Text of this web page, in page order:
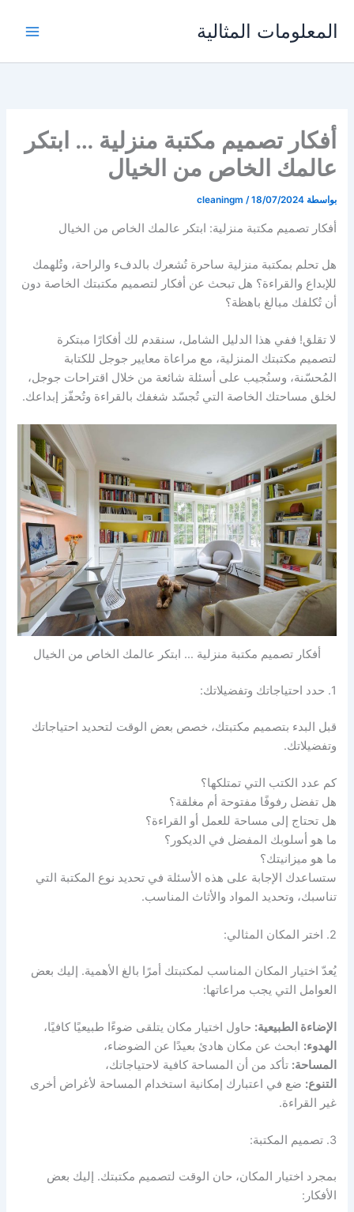
المعلومات المثالية
أفكار تصميم مكتبة منزلية … ابتكر
عالمك الخاص من الخيال
بواسطة cleaningm /18/07/2024
أفكار تصميم مكتبة منزلية: ابتكر عالمك الخاص من الخيال
هل تحلم بمكتبة منزلية ساحرة تُشعرك بالدفء والراحة، وتُلهمك
للإبداع والقراءة؟ هل تبحث عن أفكار لتصميم مكتبتك الخاصة دون
أن تُكلفك مبالغ باهظة؟
لا تقلق! ففي هذا الدليل الشامل، سنقدم لك أفكارًا مبتكرة
لتصميم مكتبتك المنزلية، مع مراعاة معايير جوجل للكتابة
المُحسّنة، وسنُجيب على أسئلة شائعة من خلال اقتراحات جوجل،
لخلق مساحتك الخاصة التي تُجسّد شغفك بالقراءة وتُحفّز إبداعك.
أفكار تصميم مكتبة منزلية … ابتكر عالمك الخاص من الخيال
1. حدد احتياجاتك وتفضيلاتك:
قبل البدء بتصميم مكتبتك، خصص بعض الوقت لتحديد احتياجاتك
وتفضيلاتك.
كم عدد الكتب التي تمتلكها؟
هل تفضل رفوفًا مفتوحة أم مغلقة؟
هل تحتاج إلى مساحة للعمل أو القراءة؟
ما هو أسلوبك المفضل في الديكور؟
ما هو ميزانيتك؟
ستساعدك الإجابة على هذه الأسئلة في تحديد نوع المكتبة التي
تناسبك، وتحديد المواد والأثاث المناسب.
2. اختر المكان المثالي:
يُعدّ اختيار المكان المناسب لمكتبتك أمرًا بالغ الأهمية. إليك بعض
العوامل التي يجب مراعاتها:
الإضاءة الطبيعية: حاول اختيار مكان يتلقى ضوءًا طبيعيًا كافيًا،
الهدوء: ابحث عن مكان هادئ بعيدًا عن الضوضاء،
المساحة: تأكد من أن المساحة كافية لاحتياجاتك،
التنوع: ضع في اعتبارك إمكانية استخدام المساحة لأغراض أخرى
غير القراءة.
3. تصميم المكتبة:
بمجرد اختيار المكان، حان الوقت لتصميم مكتبتك. إليك بعض
الأفكار: